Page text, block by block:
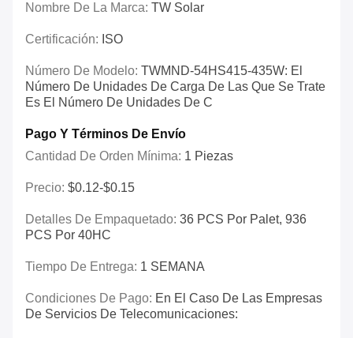
Nombre De La Marca: TW Solar
Certificación: ISO
Número De Modelo: TWMND-54HS415-435W: El
Número De Unidades De Carga De Las Que Se Trate
Es El Número De Unidades De C
Pago Y Términos De Envío
Cantidad De Orden Mínima: 1 Piezas
Precio: $0.12-$0.15
Detalles De Empaquetado: 36 PCS Por Palet, 936
PCS Por 40HC
Tiempo De Entrega: 1 SEMANA
Condiciones De Pago: En El Caso De Las Empresas
De Servicios De Telecomunicaciones: